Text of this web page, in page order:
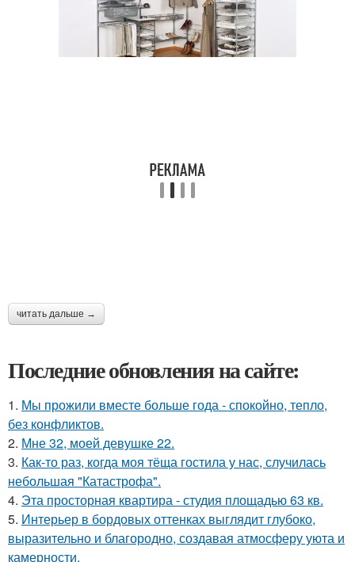
читать дальше →
Последние обновления на сайте:
1. Мы прожили вместе больше года - спокойно, тепло,
без конфликтов.
2. Мне 32, моей девушке 22.
3. Как-то раз, когда моя тёща гостила у нас, случилась
небольшая "Катастрофа".
4. Эта просторная квартира - студия площадью 63 кв.
5. Интерьер в бордовых оттенках выглядит глубоко,
выразительно и благородно, создавая атмосферу уюта и
камерности.